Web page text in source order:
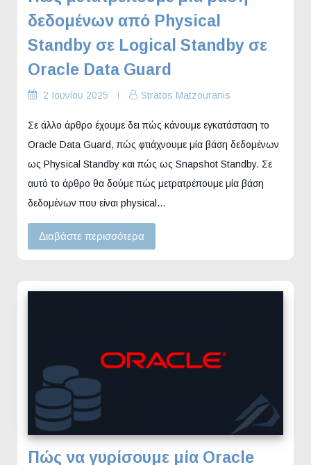
δεδομένων από Physical
Standby σε Logical Standby σε
Oracle Data Guard
2 Ιουνίου 2025 Stratos Matzouranis
Σε άλλο άρθρο έχουμε δει πώς κάνουμε εγκατάσταση το
Oracle Data Guard, πώς φτιάχνουμε μία βάση δεδομένων
ως Physical Standby και πώς ως Snapshot Standby. Σε
αυτό το άρθρο θα δούμε πώς μετρατρέπουμε μία βάση
δεδομένων που είναι physical…
Διαβάστε περισσότερα
Πώς να γυρίσουμε μία Oracle